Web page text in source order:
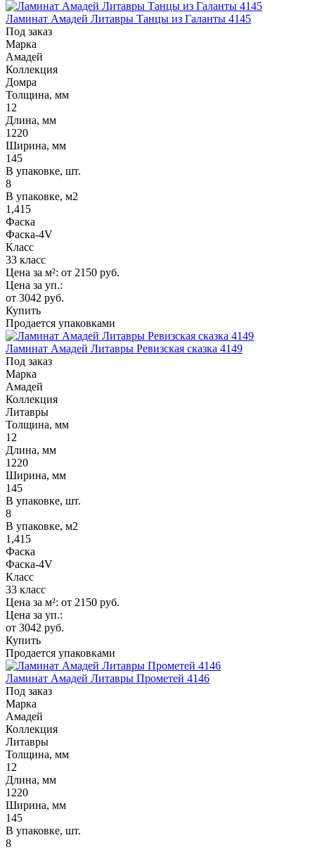
Ламинат Амадей Литавры Танцы из Галанты 4145
Под заказ
Марка
Амадей
Коллекция
Домра
Толщина, мм
12
Длина, мм
1220
Ширина, мм
145
В упаковке, шт.
8
В упаковке, м2
1,415
Фаска
Фаска-4V
Класс
33 класс
Цена за м²: от 2150 руб.
Цена за уп.:
от 3042 руб.
Купить
Продается упаковками
Ламинат Амадей Литавры Ревизская сказка 4149
Под заказ
Марка
Амадей
Коллекция
Литавры
Толщина, мм
12
Длина, мм
1220
Ширина, мм
145
В упаковке, шт.
8
В упаковке, м2
1,415
Фаска
Фаска-4V
Класс
33 класс
Цена за м²: от 2150 руб.
Цена за уп.:
от 3042 руб.
Купить
Продается упаковками
Ламинат Амадей Литавры Прометей 4146
Под заказ
Марка
Амадей
Коллекция
Литавры
Толщина, мм
12
Длина, мм
1220
Ширина, мм
145
В упаковке, шт.
8